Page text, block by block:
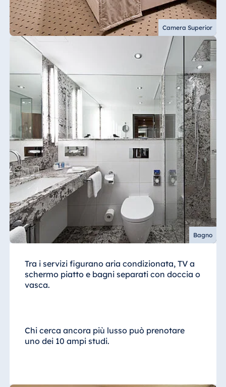
Camera Superior
Bagno
Tra i servizi figurano aria condizionata, TV a
schermo piatto e bagni separati con doccia o
vasca.
Chi cerca ancora più lusso può prenotare
uno dei 10 ampi studi.